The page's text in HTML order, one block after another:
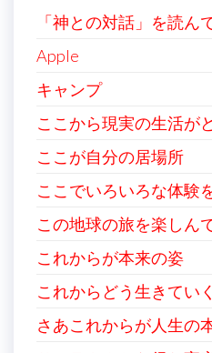
「神との対話」を読ん
Apple
キャンプ
ここから現実の生活が
ここが自分の居場所
ここでいろいろな体験
この地球の旅を楽しん
これからが本来の姿
これからどう生きてい
さあこれからが人生の